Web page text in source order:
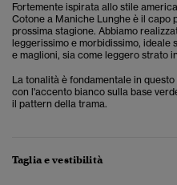
Fortemente ispirata allo stile
Cotone a Maniche Lunghe è il
prossima stagione. Abbiamo
leggerissimo e morbidissimo, ideale
e maglioni, sia come leggero strato
La tonalità è fondamentale in
con l'accento bianco sulla base
il pattern della trama.
Taglia e vestibilità